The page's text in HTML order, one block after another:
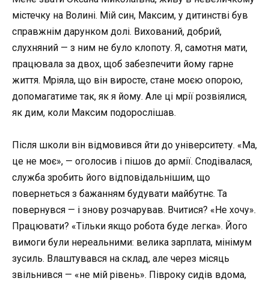
містечку на Волині. Мій син, Максим, у дитинстві був
справжнім дарунком долі. Вихований, добрий,
слухняний — з ним не було клопоту. Я, самотня мати,
працювала за двох, щоб забезпечити йому гарне
життя. Мріяла, що він виросте, стане моєю опорою,
допомагатиме так, як я йому. Але ці мрії розвіялися,
як дим, коли Максим подорослішав.
Після школи він відмовився йти до університету. «Ма,
це не моє», — оголосив і пішов до армії. Сподівалася,
служба зробить його відповідальнішим, що
повернеться з бажанням будувати майбутнє. Та
повернувся — і знову розчарував. Вчитися? «Не хочу».
Працювати? «Тільки якщо робота буде легка». Його
вимоги були нереальними: велика зарплата, мінімум
зусиль. Влаштувався на склад, але через місяць
звільнився — «не мій рівень». Півроку сидів вдома,